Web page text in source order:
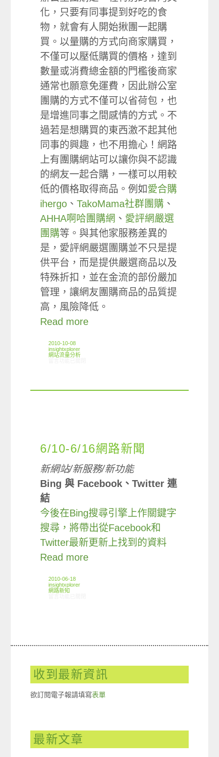
化，只要有同事提到好吃的食
物，就會有人開始揪團一起購
買。以量購的方式向商家購買，
不僅可以壓低購買的價格，達到
數量或消費總金額的門檻後商家
通常也願意免運費，因此辦公室
團購的方式不僅可以省荷包，也
是增進同事之間感情的方式。不
過若是想購買的東西激不起其他
同事的興趣，也不用擔心！網路
上有團購網站可以讓你與不認識
的網友一起合購，一樣可以用較
低的價格取得商品。例如愛合購
ihergo 、TakoMama社群團購 、
AHHA啊哈團購網 、 愛評網嚴選
團購等。與其他家服務差異的
是，愛評網嚴選團購並不只是提
供平台，而是提供嚴選商品以及
特殊折扣，並在金流的部份嚴加
管理，讓網友團購商品的品質提
高，風險降低。
Read more
2010-10-08
insightxplorer
網站流量分析
6/10-6/16網路新聞
新網站/新服務/新功能
Bing 與 Facebook、Twitter 連
結
今後在Bing搜尋引擎上作關鍵字
搜尋，將帶出從Facebook和
Twitter最新更新上找到的資料
Read more
2010-06-18
insightxplorer
網路新知
收到最新資訊
欲訂閱電子報請填寫表單
最新文章